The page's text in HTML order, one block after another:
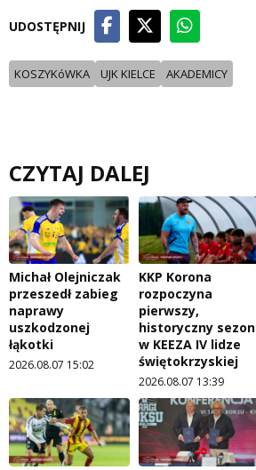
UDOSTĘPNIJ
KOSZYKóWKA UJK KIELCE AKADEMICY
CZYTAJ DALEJ
Michał Olejniczak
przeszedł zabieg
naprawy
uszkodzonej
łąkotki
2026.08.07 15:02
KKP Korona
rozpoczyna
pierwszy,
historyczny sezon
w KEEZA IV lidze
świętokrzyskiej
2026.08.07 13:39